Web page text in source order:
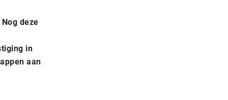
deze
in
aan